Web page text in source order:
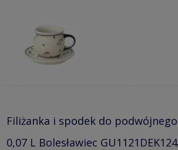
Filiżanka i spodek do
0,07 L Bolesławiec